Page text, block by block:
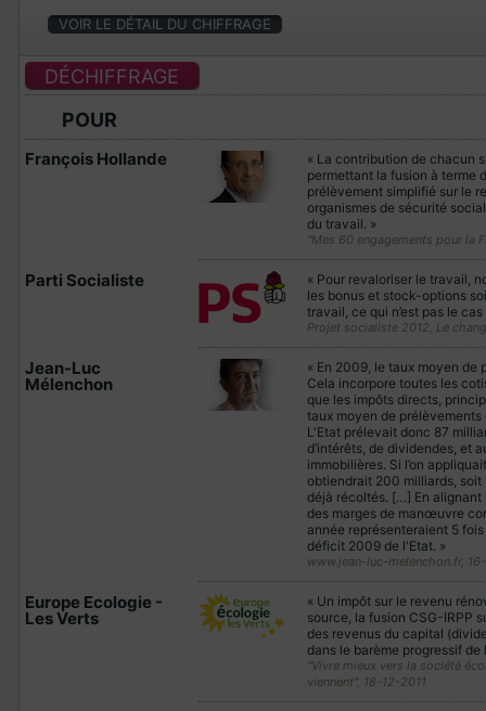
VOIR LE DÉTAIL DU CHIFFRAGE
DÉCHIFFRAGE
POUR
François Hollande
« La contribution de chacun
permettant la fusion à terme
prélèvement simplifié sur le
organismes de sécurité
du travail. »
"Mes 60 engagements pour la
Parti Socialiste
« Pour revaloriser le travail,
les bonus et stock-options
travail, ce qui n’est pas le cas
Projet socialiste 2012, Le
Jean-Luc
Mélenchon
« En 2009, le taux moyen de
Cela incorpore toutes les
que les impôts directs,
taux moyen de
L'Etat prélevait donc 87
d’intérêts, de dividendes, et
immobilières. Si l’on
obtiendrait 200 milliards, soit
déjà récoltés. […] En
des marges de manœuvre
année représenteraient 5
déficit 2009 de l'Etat. »
www.jean-luc-melenchon.fr,
Europe Ecologie -
Les Verts
« Un impôt sur le revenu
source, la fusion CSG-IRPP
des revenus du capital
dans le barème progressif de
"Vivre mieux vers la société
viennent", 18-12-2011